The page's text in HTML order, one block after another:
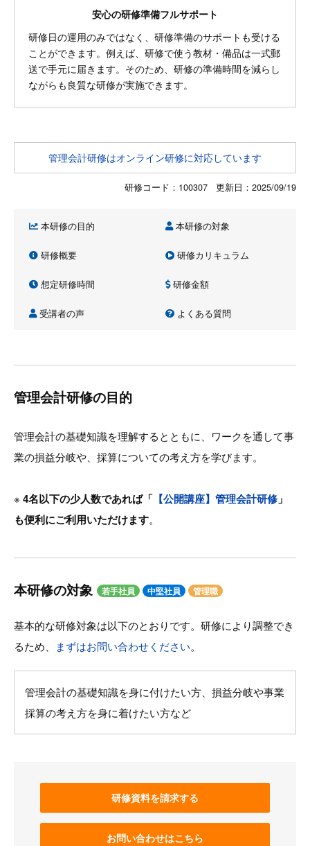
安心の研修準備フルサポート
研修日の運用のみではなく、研修準備のサポートも受ける
ことができます。例えば、研修で使う教材・備品は一式郵
送で手元に届きます。そのため、研修の準備時間を減らし
ながらも良質な研修が実施できます。
管理会計研修はオンライン研修に対応しています
研修コード：100307 更新日： 2025/09/19
本研修の目的 本研修の対象
研修概要 研修カリキュラム
想定研修時間 研修金額
受講者の声 よくある質問
管理会計研修の目的
管理会計の基礎知識を理解するとともに、ワークを通して事
業の損益分岐や、採算についての考え方を学びます。
※ 4名以下の少人数であれば「 【公開講座】管理会計研修」
も便利にご利用いただけます。
本研修の対象 若手社員 中堅社員 管理職
基本的な研修対象は以下のとおりです。研修により調整でき
るため、
まずはお問い合わせください。
管理会計の基礎知識を身に付けたい方、損益分岐や事業
採算の考え方を身に着けたい方など
研修資料を請求する
お問い合わせはこちら